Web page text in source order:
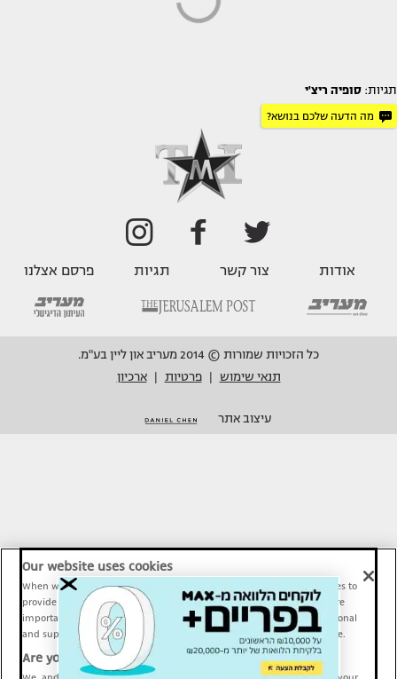
תגיות: סופיה ריצ'י
מה הדעה שלכם בנושא?
אודות צור קשר תגיות פרסם אצלנו
כל הזכויות שמורות © 2014 מעריב און ליין בע"מ.
תנאי שימוש
פרטיות ארכיון
עיצוב אתר
Our website uses cookies
When we provide Maariv, TMI and Sport1 content online, we use cookies to
provide social media features and to analyze our traffic. These tools are
important and necessary for our website functionality. Others are optional
and support Maariv, TMI and Sport1 activity and your online experience.
Are you happy to accept cookies?